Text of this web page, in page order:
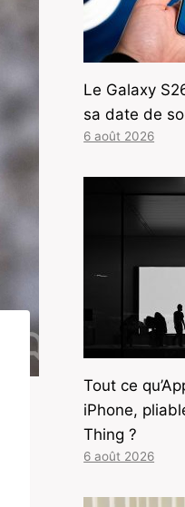
Le Galaxy
sa date de
6 août 2026
Tout ce
iPhone,
Thing ?
6 août 2026